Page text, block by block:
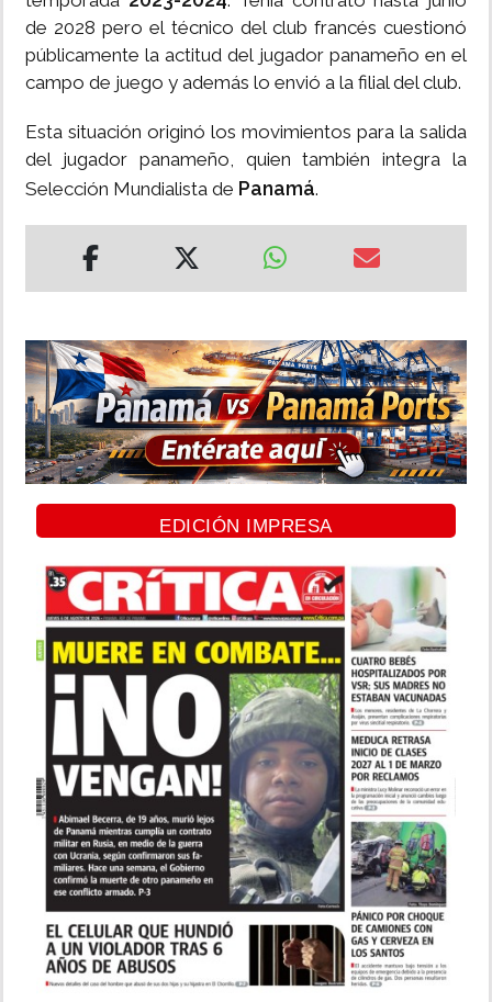
de 2028 pero el técnico del club francés cuestionó
públicamente la actitud del jugador panameño en el
campo de juego y además lo envió a la filial del club.
Esta situación originó los movimientos para la salida
del jugador panameño, quien también integra la
Selección Mundialista de Panamá.
EDICIÓN IMPRESA